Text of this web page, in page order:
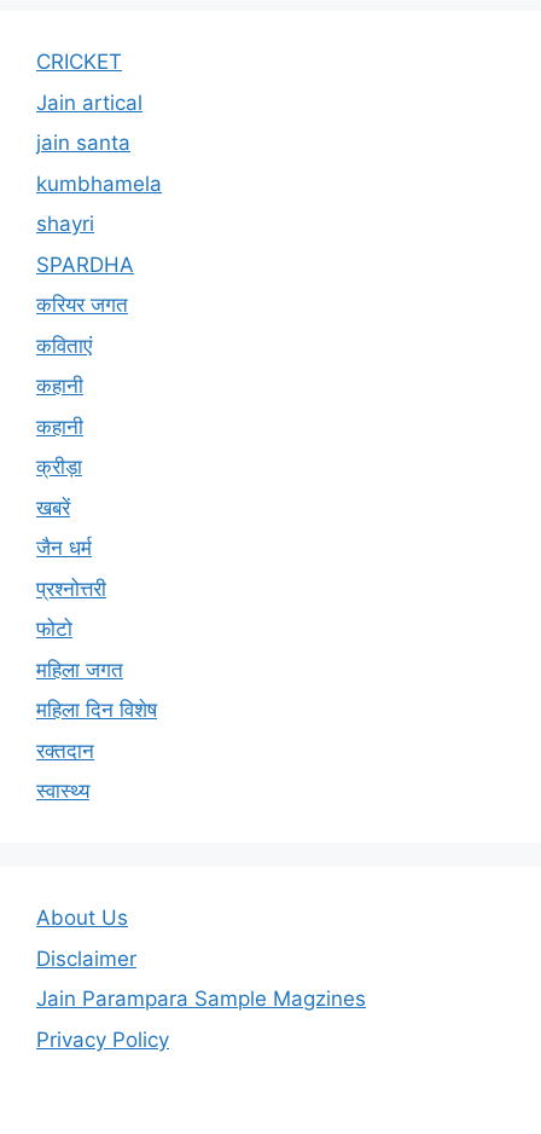
CRICKET
Jain artical
jain santa
kumbhamela
shayri
SPARDHA
करियर जगत
कविताएं
कहानी
कहानी
क्रीड़ा
खबरें
जैन धर्म
प्रश्नोत्तरी
फोटो
महिला जगत
महिला दिन विशेष
रक्तदान
स्वास्थ्य
About Us
Disclaimer
Jain Parampara Sample Magzines
Privacy Policy